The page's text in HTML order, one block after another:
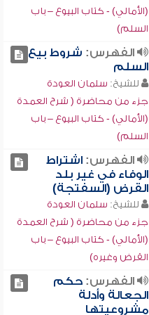
(الأمالي) - كتاب البيوع – باب
السلم)
الفهرس: شروط بيع
السلم
للشيخ: سلمان العودة
جزء من محاضرة ( شرح العمدة
(الأمالي) - كتاب البيوع – باب
السلم)
الفهرس:اشتراط
الوفاء في غير بلد
القرض (السفتجة)
للشيخ: سلمان العودة
جزء من محاضرة ( شرح العمدة
(الأمالي) - كتاب البيوع – باب
القرض وغيره)
الفهرس:حكم
الجعالة وأدلة
مشروعيتها